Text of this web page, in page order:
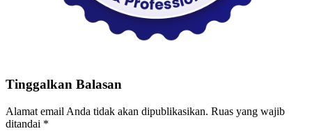
Tinggalkan Balasan
Alamat email Anda tidak akan dipublikasikan. Ruas yang wajib
ditandai *